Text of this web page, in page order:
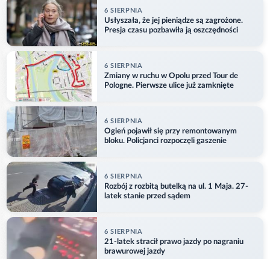
6 SIERPNIA
Usłyszała, że jej pieniądze są zagrożone.
Presja czasu pozbawiła ją oszczędności
6 SIERPNIA
Zmiany w ruchu w Opolu przed Tour de
Pologne. Pierwsze ulice już zamknięte
6 SIERPNIA
Ogień pojawił się przy remontowanym
bloku. Policjanci rozpoczęli gaszenie
6 SIERPNIA
Rozbój z rozbitą butelką na ul. 1 Maja. 27-
latek stanie przed sądem
6 SIERPNIA
21-latek stracił prawo jazdy po nagraniu
brawurowej jazdy